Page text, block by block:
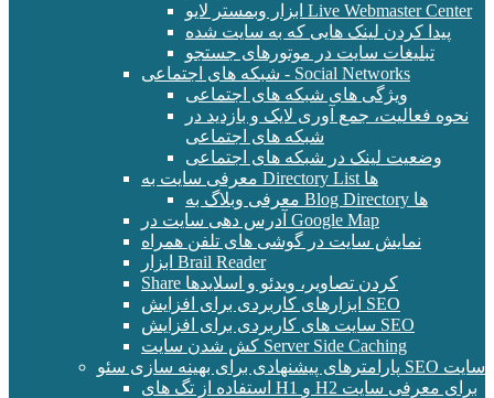
ابزار وبمستر لایو Live Webmaster Center
پیدا کردن لینک هایی که به سایت شده
تبلیغات سایت در موتورهای جستجو
شبکه های اجتماعی - Social Networks
ویژگی های شبکه های اجتماعی
نحوه فعالیت، جمع آوری لایک و بازدید در
شبکه های اجتماعی
وضعیت لینک در شبکه های اجتماعی
معرفی سایت به Directory List ها
معرفی وبلاگ به Blog Directory ها
آدرس دهی سایت در Google Map
نمایش سایت در گوشی های تلفن همراه
ابزار Brail Reader
Share کردن تصاویر، ویدئو و اسلایدها
ابزارهای کاربردی برای افزایش SEO
سایت های کاربردی برای افزایش SEO
کش شدن سایت Server Side Caching
پارامترهای پیشنهادی برای بهینه سازی سئو SEO سایت
استفاده از تگ های H1 و H2 برای معرفی سایت